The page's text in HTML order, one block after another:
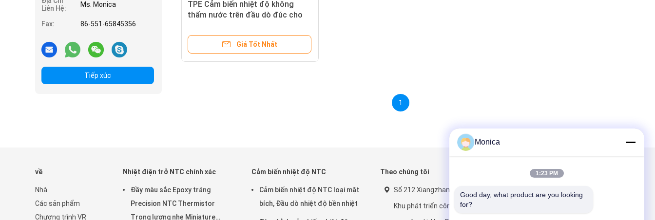
Liên Hệ:
Ms. Monica
Fax: 86-551-65845356
Tiếp xúc
TPE Cảm biến nhiệt độ không
thấm nước trên đầu dò đúc cho
Giá Tốt Nhất
1
về
Nhà
Các sản phẩm
Chương trình VR
Nhiệt điện trở NTC chính xác
Đầy màu sắc Epoxy tráng
Precision NTC Thermistor
Trọng lượng nhẹ Miniature
Cảm biến nhiệt độ NTC
Cảm biến nhiệt độ NTC loại mặt
bích, Đầu dò nhiệt độ bền nhiệt
Theo chúng tôi
Số 212 Xiangzhang Road,
Khu phát triển công nghệ
Gửi thư cho chúng tôi
Monica
1:23 PM
Good day, what product are you looking
for?